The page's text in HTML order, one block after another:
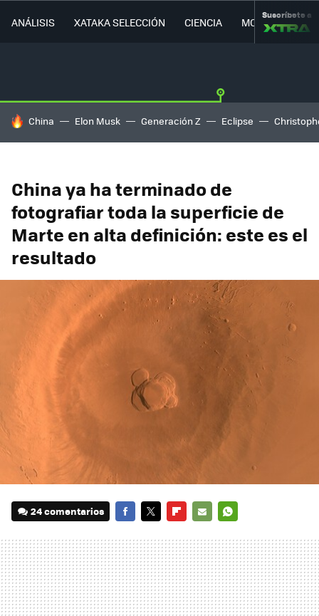
ANÁLISIS XATAKA SELECCIÓN CIENCIA MOVILIDAD
Suscríbete a
HOY SE HABLA DE
China Elon Musk Generación Z Eclipse
China ya ha terminado de
fotografiar toda la superficie de
Marte en alta definición: este es el
resultado
24 comentarios
MAIL